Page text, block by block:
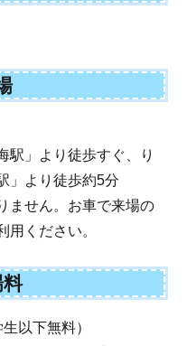
駅」より徒歩すぐ、り
」より徒歩約5分
ません。お車で来場の
用ください。
料
以下無料）